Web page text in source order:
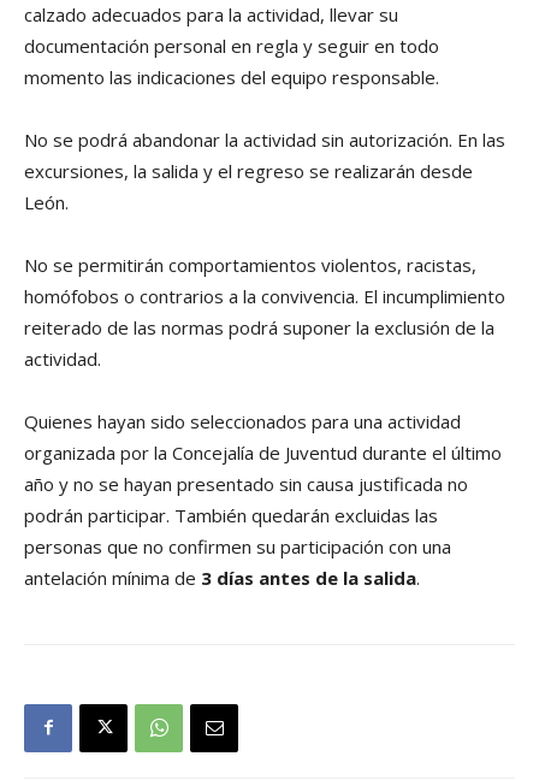
calzado adecuados para la actividad, llevar su
documentación personal en regla y seguir en todo
momento las indicaciones del equipo responsable.
No se podrá abandonar la actividad sin autorización. En las
excursiones, la salida y el regreso se realizarán desde
León.
No se permitirán comportamientos violentos, racistas,
homófobos o contrarios a la convivencia. El incumplimiento
reiterado de las normas podrá suponer la exclusión de la
actividad.
Quienes hayan sido seleccionados para una actividad
organizada por la Concejalía de Juventud durante el último
año y no se hayan presentado sin causa justificada no
podrán participar. También quedarán excluidas las
personas que no confirmen su participación con una
antelación mínima de 3 días antes de la salida.